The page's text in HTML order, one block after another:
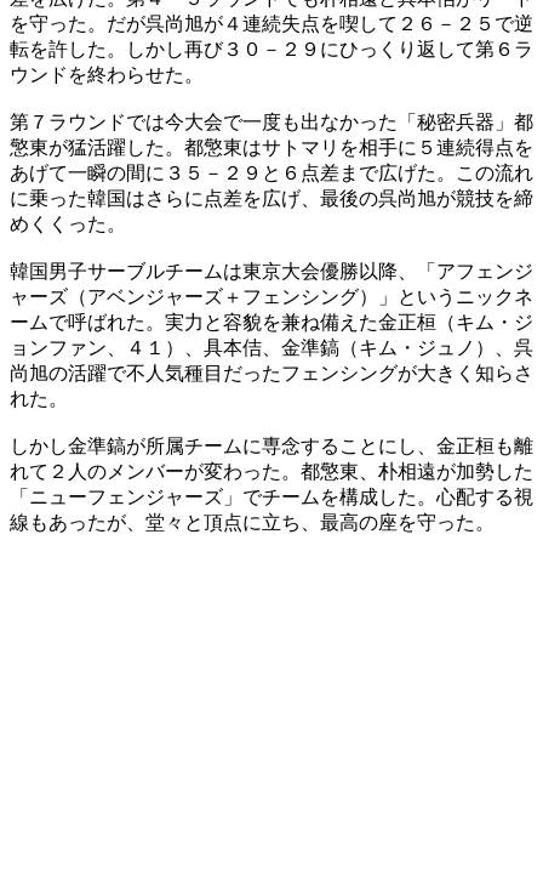
を守った。だが呉尚旭が４連続失点を喫して２６－２５で逆
転を許した。しかし再び３０－２９にひっくり返して第６ラ
ウンドを終わらせた。
第７ラウンドでは今大会で一度も出なかった「秘密兵器」都
憼東が猛活躍した。都憼東はサトマリを相手に５連続得点を
あげて一瞬の間に３５－２９と６点差まで広げた。この流れ
に乗った韓国はさらに点差を広げ、最後の呉尚旭が競技を締
めくくった。
韓国男子サーブルチームは東京大会優勝以降、「アフェンジ
ャーズ（アベンジャーズ＋フェンシング）」というニックネ
ームで呼ばれた。実力と容貌を兼ね備えた金正桓（キム・ジ
ョンファン、４１）、具本佶、金準鎬（キム・ジュノ）、呉
尚旭の活躍で不人気種目だったフェンシングが大きく知らさ
れた。
しかし金準鎬が所属チームに専念することにし、金正桓も離
れて２人のメンバーが変わった。都憼東、朴相遠が加勢した
「ニューフェンジャーズ」でチームを構成した。心配する視
線もあったが、堂々と頂点に立ち、最高の座を守った。